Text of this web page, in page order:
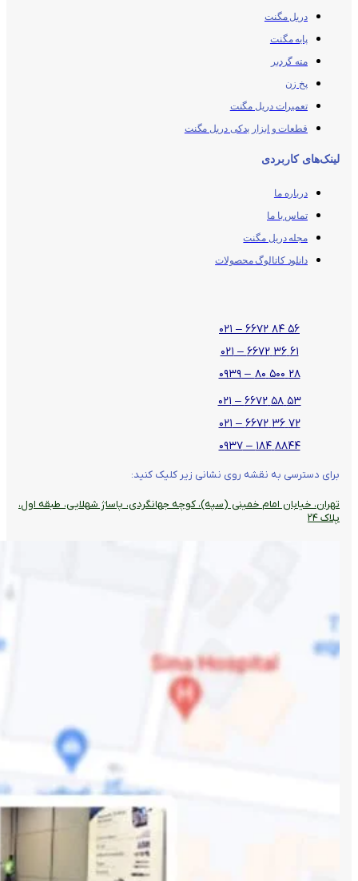
دریل مگنت
پایه مگنت
مته گردبر
پخ زن
تعمیرات دریل مگنت
قطعات و ابزار یدکی دریل مگنت
لینک‌های کاربردی
درباره ما
تماس با ما
مجله دریل مگنت
دانلود کاتالوگ محصولات
۵۶ ۸۴ ۶۶۷۲ – ۰۲۱
۶۱ ۳۶ ۶۶۷۲ – ۰۲۱
۲۸ ۵۰۰ ۸۰ – ۰۹۳۹
۵۳ ۵۸ ۶۶۷۲ – ۰۲۱
۷۲ ۳۶ ۶۶۷۲ – ۰۲۱
۸۸۴۴ ۱۸۴ – ۰۹۳۷
برای دسترسی به نقشه روی نشانی زیر کلیک کنید:
تهران، خیابان امام خمینی (سپه)، کوچه جهانگردی،‌ پاساژ شهلایی، طبقه اول،
پلاک ۲۴